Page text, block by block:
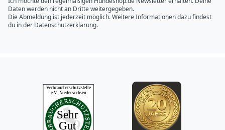
Daten werden nicht an Dritte weitergegeben.
Die Abmeldung ist jederzeit möglich. Weitere Informationen dazu findest
du in der Datenschutzerklärung.